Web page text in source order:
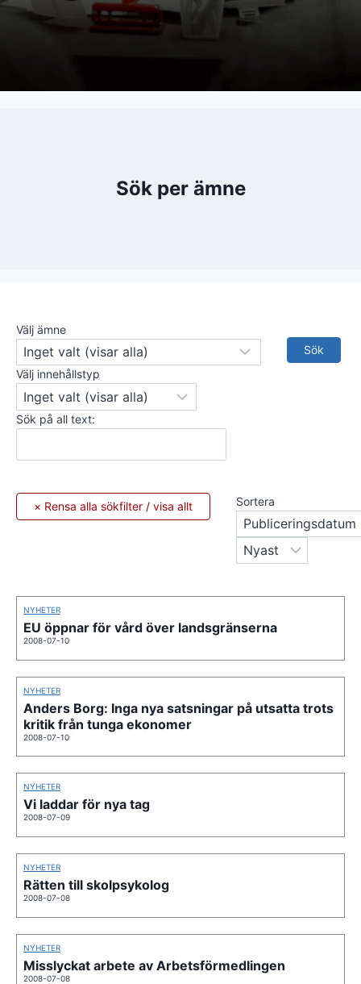
Sök per ämne
Välj ämne
Välj innehållstyp
Sök på all text:
Sortera
NYHETER
EU öppnar för vård över landsgränserna
2008-07-10
NYHETER
Anders Borg: Inga nya satsningar på utsatta trots
kritik från tunga ekonomer
2008-07-10
NYHETER
Vi laddar för nya tag
2008-07-09
NYHETER
Rätten till skolpsykolog
2008-07-08
NYHETER
Misslyckat arbete av Arbetsförmedlingen
2008-07-08